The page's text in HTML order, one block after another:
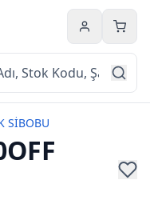
Hesabım
SİBOBU